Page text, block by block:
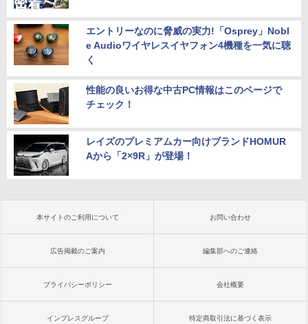
エントリーなのに脅威の実力!「Osprey」Nobl
e Audioワイヤレスイヤフォン4機種を一気に聴
く
性能の良いお得な中古PC情報はこのページで
チェック！
レイズのプレミアムカー向けブランドHOMUR
Aから「2×9R」が登場！
本サイトのご利用について お問い合わせ
広告掲載のご案内 編集部へのご連絡
プライバシーポリシー 会社概要
インプレスグループ 特定商取引法に基づく表示